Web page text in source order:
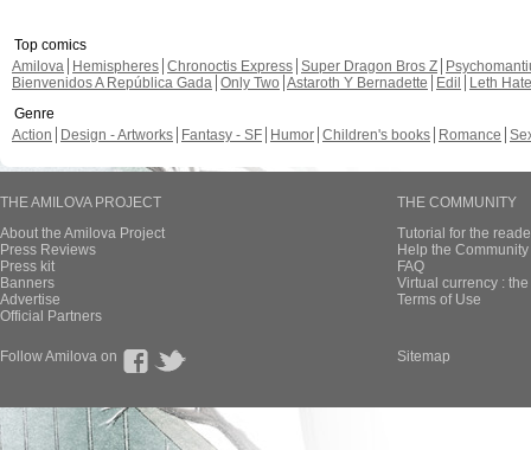
Top comics
Amilova
Hemispheres Chronoctis Express Super Dragon Bros Z
Bienvenidos A República Gada Only Two Astaroth Y Bernadette Edil
Leth Hate
Genre
Action
Design - Artworks Fantasy - SF Humor Children's books Romance
THE AMILOVA PROJECT
About the Amilova Project
Press Reviews
Press kit
Banners
Advertise
Official Partners
THE COMMUNITY
Tutorial for the
Help the
FAQ
Virtual currency :
Terms of Use
Follow Amilova on Sitemap